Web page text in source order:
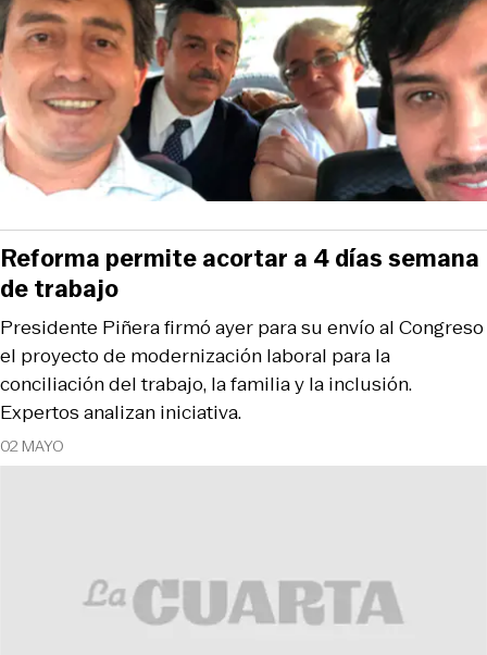
02 MAYO
Presidente Piñera firmó ayer para su envío al Congreso
el proyecto de modernización laboral para la
conciliación del trabajo, la familia y la inclusión.
Expertos analizan iniciativa.
Reforma permite acortar a 4 días semana
de trabajo